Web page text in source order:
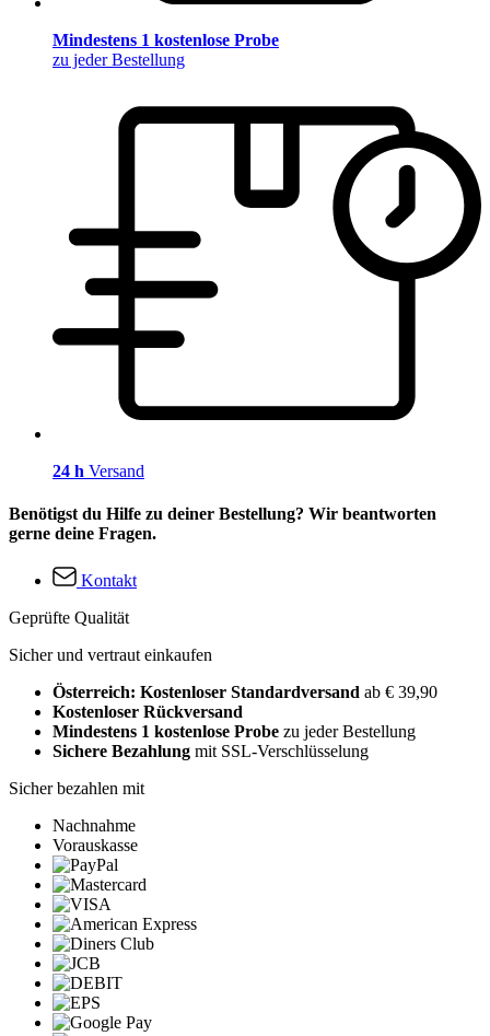
Mindestens 1 kostenlose Probe
zu jeder Bestellung
24 h Versand
Benötigst du Hilfe zu deiner Bestellung? Wir beantworten
gerne deine Fragen.
Kontakt
Geprüfte Qualität
Sicher und vertraut einkaufen
Österreich: Kostenloser Standardversand ab € 39,90
Kostenloser Rückversand
Mindestens 1 kostenlose Probe zu jeder Bestellung
Sichere Bezahlung mit SSL-Verschlüsselung
Sicher bezahlen mit
Nachnahme
Vorauskasse